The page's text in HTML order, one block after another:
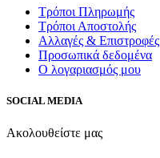
Τρόποι Πληρωμής
Τρόποι Αποστολής
Αλλαγές & Επιστροφές
Προσωπικά δεδομένα
Ο λογαριασμός μου
SOCIAL MEDIA
Ακολουθείστε μας